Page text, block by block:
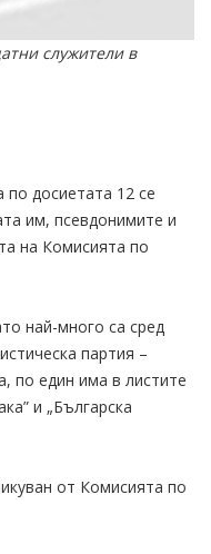
служители в
досиетата 12 се
им, псевдонимите и
на Комисията по
най-много са сред
партия –
по един има в листите
и „Българска
от Комисията по